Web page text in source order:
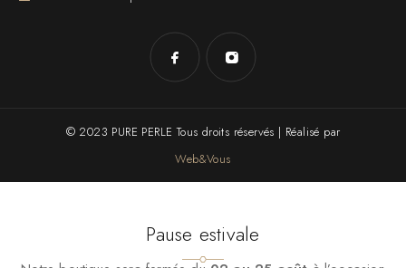
© 2023 PURE PERLE Tous droits réservés | Réalisé par
Web&Vous
Pause estivale